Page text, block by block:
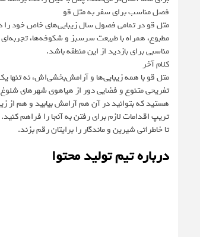
فصل مناسب برای سفر به متل قو
متل قو در تمامی فصول سال زیبایی‌های خاص خود را
مطبوع، همراه با طبیعت سرسبز و شکوفه‌ها، تجربه‌ای
مناسبی برای بازدید از این منطقه باشد.
کلام آخر
متل قو با همه زیبایی‌ها و آرامش‌بخشی‌اش، نه تنها
تفریحی متنوع و فضایی دور از هیاهوی شهرهای شلوغ،
هستید که بتوانید در آن هم آرامش بیابید و هم
تریپ اقدامات لازم برای رفتن به آنجا را فراهم
تا خاطراتی شیرین و ماندگار را برایتان رقم بزند.
درباره تیم تولید محتوا